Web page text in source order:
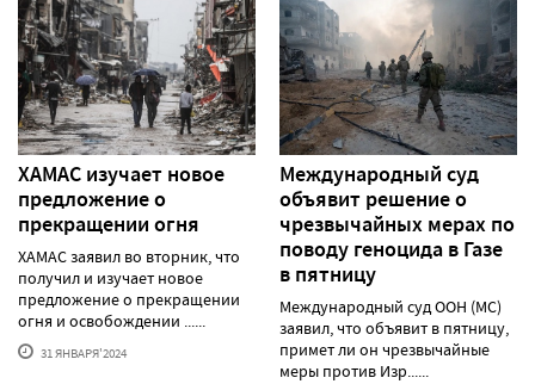
ХАМАС изучает новое
предложение о
прекращении огня
ХАМАС заявил во вторник, что
получил и изучает новое
предложение о прекращении
огня и освобождении ......
31 ЯНВАРЯ'2024
Международный суд
объявит решение о
чрезвычайных мерах по
поводу геноцида в Газе
в пятницу
Международный суд ООН (МС)
заявил, что объявит в пятницу,
примет ли он чрезвычайные
меры против Изр......